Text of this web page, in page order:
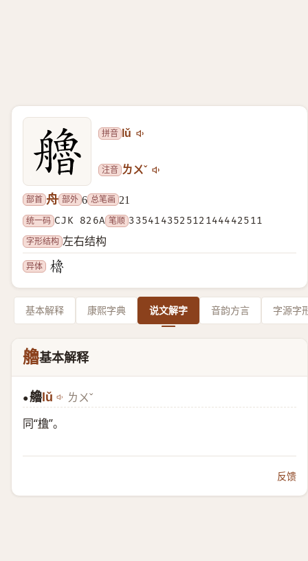
拼音 lǔ
注音 ㄌㄨˇ
部首 舟 部外 6 总笔画 21
统一码 CJK 826A 笔顺 335414352512144442511
字形结构 左右结构
异体
基本解释 康熙字典 说文解字 音韵方言 字源字
艪基本解释
●艪 lǔ ㄌㄨˇ
同“橹”。
反馈